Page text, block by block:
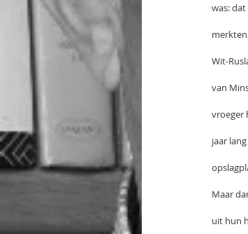
was:
Wit-
van
vroeger
jaar
Maar
uit hun